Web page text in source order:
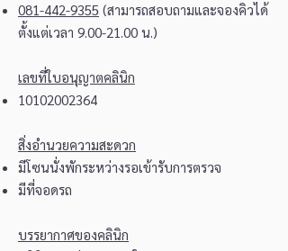
081-442-9355 (สามารถสอบถามและจองคิวได้
ตั้งแต่เวลา 9.00-21.00 น.)
เลขที่ใบอนุญาตคลินิก
10102002364
สิ่งอำนวยความสะดวก
มีโซนนั่งพักระหว่างรอเข้ารับการตรวจ
มีที่จอดรถ
บรรยากาศของคลินิก